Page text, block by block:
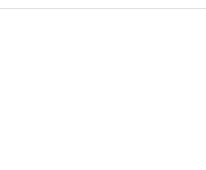
ce terrain de 2266 m² offre